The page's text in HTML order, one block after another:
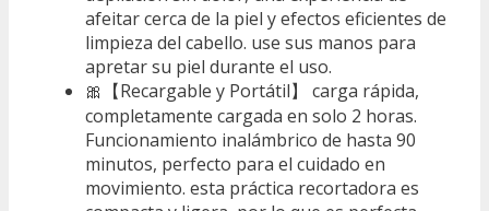
afeitar cerca de la piel y efectos eficientes de
limpieza del cabello. use sus manos para
apretar su piel durante el uso.
🎀【Recargable y Portátil】 carga rápida,
completamente cargada en solo 2 horas.
Funcionamiento inalámbrico de hasta 90
minutos, perfecto para el cuidado en
movimiento. esta práctica recortadora es